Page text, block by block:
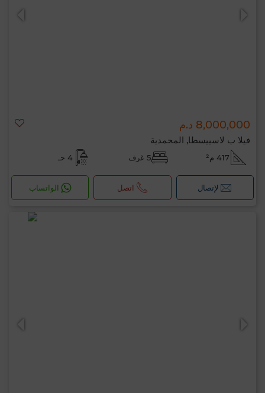
8,000,000 د.م
فيلا ب لاسييسطا, المحمدية
417 م² 5 غرف 4 حـ
لإتصال اتصل الواتساب